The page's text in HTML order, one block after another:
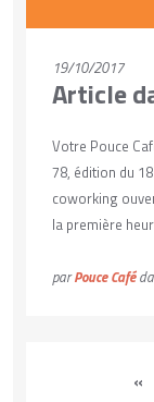
19/10/2017
Article
Votre Pouce
78, édition du
coworking
la première
parPouce Café
«